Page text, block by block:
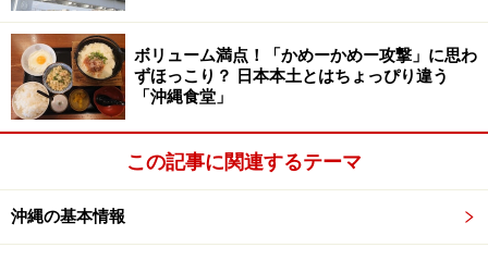
キング協会による「歩きたくなる道五百選」にも認定さ
れています。
※記事内容は執筆時点のものです。最新の内容をご確認くださ
い。
ボリューム満点！「かめーかめー攻撃」に思わ
ずほっこり？ 日本本土とはちょっぴり違う
「沖縄食堂」
この記事に関連するテーマ
沖縄の基本情報